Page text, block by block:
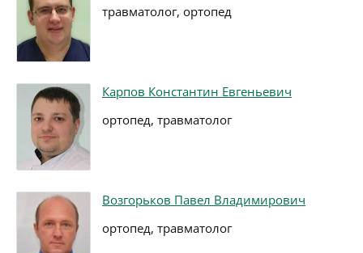
травматолог, ортопед
Карпов Константин Евгеньевич
ортопед, травматолог
Возгорьков Павел Владимирович
ортопед, травматолог